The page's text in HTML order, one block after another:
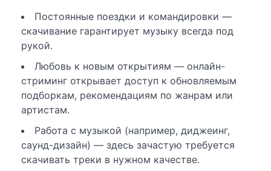
Постоянные поездки и командировки —
скачивание гарантирует музыку всегда под
рукой.
Любовь к новым открытиям — онлайн-
стриминг открывает доступ к обновляемым
подборкам, рекомендациям по жанрам или
артистам.
Работа с музыкой (например, диджеинг,
саунд-дизайн) — здесь зачастую требуется
скачивать треки в нужном качестве.